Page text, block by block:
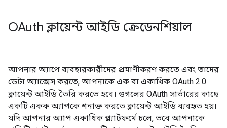
OAuth ক্লায়েন্ট আইডি ক্রেডেনশিয়াল
আপনার অ্যাপে ব্যবহারকারীদের প্রমাণীকরণ করতে এবং তাদের
ডেটা অ্যাক্সেস করতে, আপনাকে এক বা একাধিক OAuth 2.0
ক্লায়েন্ট আইডি তৈরি করতে হবে। গুগলের OAuth সার্ভারের কাছে
একটি একক অ্যাপকে শনাক্ত করতে ক্লায়েন্ট আইডি ব্যবহৃত হয়।
যদি আপনার অ্যাপ একাধিক প্ল্যাটফর্মে চলে, তবে আপনাকে